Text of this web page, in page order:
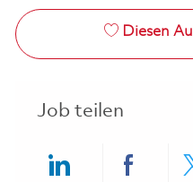
Diesen
Job teilen